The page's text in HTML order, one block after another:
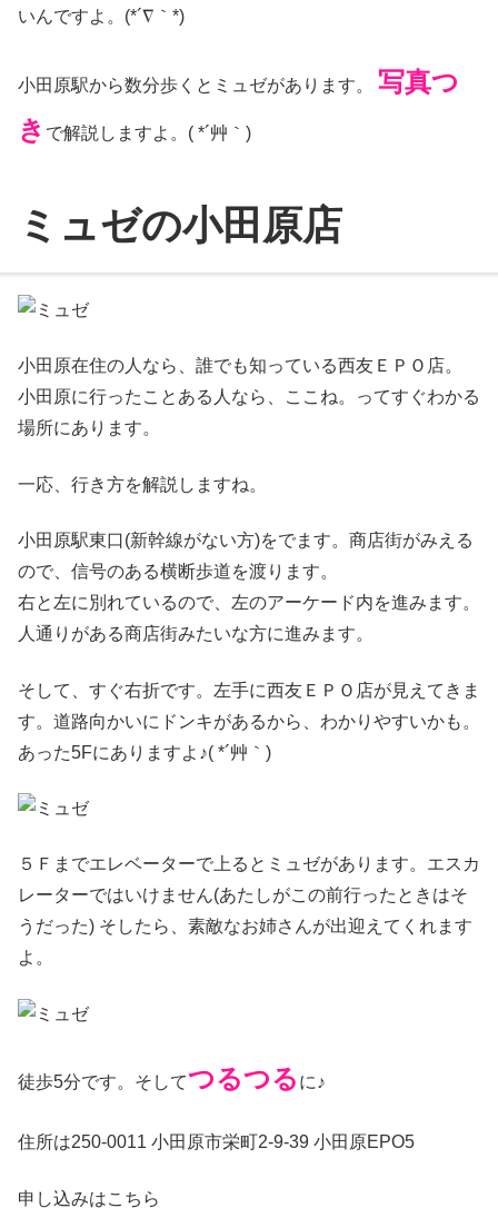
いんですよ。(*´∇｀*)
小田原駅から数分歩くとミュゼがあります。 写真つ
き で解説しますよ。( *´艸｀)
ミュゼの小田原店
小田原在住の人なら、誰でも知っている西友ＥＰＯ店。
小田原に行ったことある人なら、ここね。ってすぐわかる
場所にあります。
一応、行き方を解説しますね。
小田原駅東口(新幹線がない方)をでます。商店街がみえる
ので、信号のある横断歩道を渡ります。
右と左に別れているので、左のアーケード内を進みます。
人通りがある商店街みたいな方に進みます。
そして、すぐ右折です。左手に西友ＥＰＯ店が見えてきま
す。道路向かいにドンキがあるから、わかりやすいかも。
あった5Fにありますよ♪( *´艸｀)
５Ｆまでエレベーターで上るとミュゼがあります。エスカ
レーターではいけません(あたしがこの前行ったときはそ
うだった) そしたら、素敵なお姉さんが出迎えてくれます
よ。
徒歩5分です。そしてつるつる に♪
住所は250-0011 小田原市栄町2-9-39 小田原EPO5
申し込みはこちら